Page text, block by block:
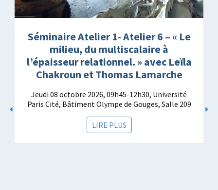
Séminaire Atelier 1- Atelier 6 – « Le
milieu, du multiscalaire à
l’épaisseur relationnel. » avec Leïla
Chakroun et Thomas Lamarche
Jeudi 08 octobre 2026, 09h45-12h30, Université
Paris Cité, Bâtiment Olympe de Gouges, Salle 209
LIRE PLUS